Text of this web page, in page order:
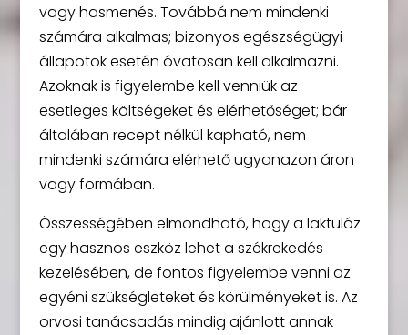
vagy hasmenés. Továbbá nem mindenki
számára alkalmas; bizonyos egészségügyi
állapotok esetén óvatosan kell alkalmazni.
Azoknak is figyelembe kell venniük az
esetleges költségeket és elérhetőséget; bár
általában recept nélkül kapható, nem
mindenki számára elérhető ugyanazon áron
vagy formában.
Összességében elmondható, hogy a laktulóz
egy hasznos eszköz lehet a székrekedés
kezelésében, de fontos figyelembe venni az
egyéni szükségleteket és körülményeket is. Az
orvosi tanácsadás mindig ajánlott annak